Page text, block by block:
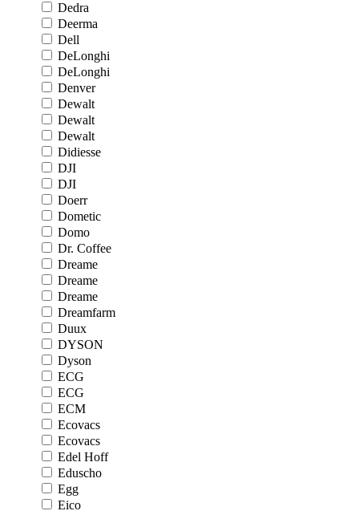
Dedra
Deerma
Dell
DeLonghi
DeLonghi
Denver
Dewalt
Dewalt
Dewalt
Didiesse
DJI
DJI
Doerr
Dometic
Domo
Dr. Coffee
Dreame
Dreame
Dreame
Dreamfarm
Duux
DYSON
Dyson
ECG
ECG
ECM
Ecovacs
Ecovacs
Edel Hoff
Eduscho
Egg
Eico